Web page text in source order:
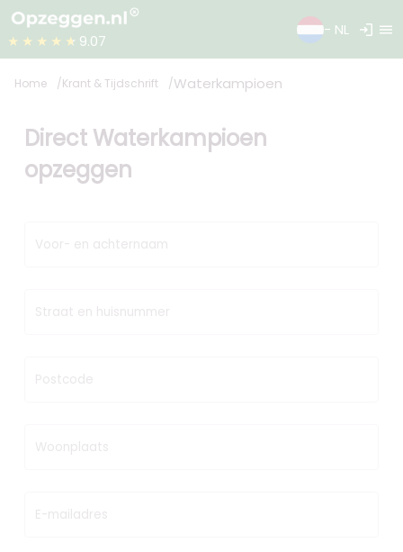
★★★★★ 9.07
- NL login menu
Home Krant & Tijdschrift Waterkampioen
Direct Waterkampioen
opzeggen
Voor- en achternaam
Straat en huisnummer
Postcode
Woonplaats
E-mailadres